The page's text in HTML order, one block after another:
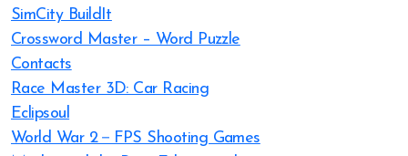
SimCity BuildIt
Crossword Master – Word Puzzle
Contacts
Race Master 3D: Car Racing
Eclipsoul
World War 2－FPS Shooting Games